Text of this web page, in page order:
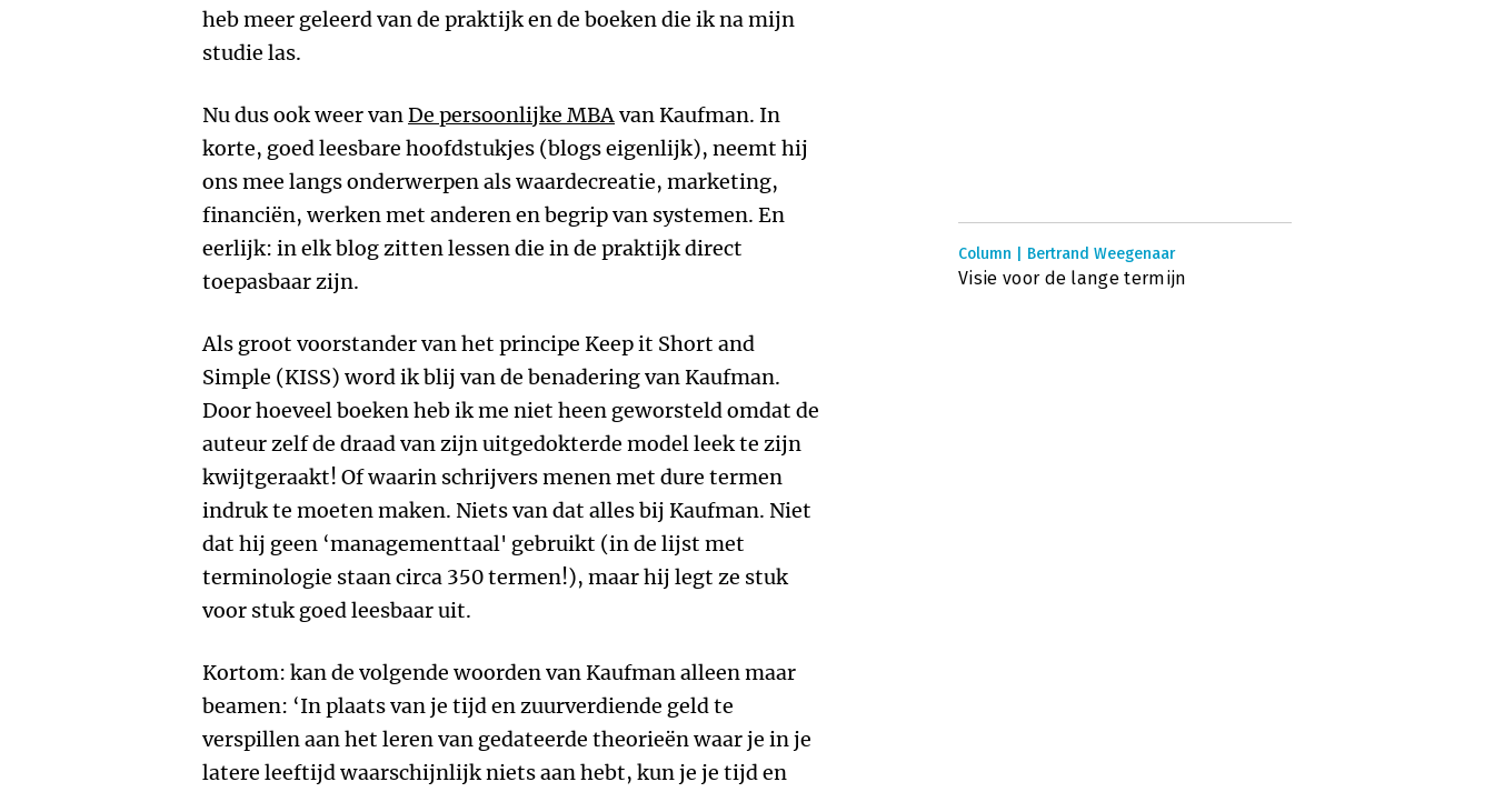
heb meer geleerd van de praktijk en de boeken die ik na mijn
studie las.
Nu dus ook weer vanDe persoonlijke MBAvan Kaufman. In
korte, goed leesbare hoofdstukjes (blogs eigenlijk), neemt hij
ons mee langs onderwerpen als waardecreatie, marketing,
financiën, werken met anderen en begrip van systemen. En
eerlijk: in elk blog zitten lessen die in de praktijk direct
toepasbaar zijn.
Als groot voorstander van het principe Keep it Short and
Simple (KISS) word ik blij van de benadering van Kaufman.
Door hoeveel boeken heb ik me niet heen geworsteld omdat de
auteur zelf de draad van zijn uitgedokterde model leek te zijn
kwijtgeraakt! Of waarin schrijvers menen met dure termen
indruk te moeten maken. Niets van dat alles bij Kaufman. Niet
dat hij geen ‘managementtaal' gebruikt (in de lijst met
terminologie staan circa 350 termen!), maar hij legt ze stuk
voor stuk goed leesbaar uit.
Kortom: kan de volgende woorden van Kaufman alleen maar
beamen: ‘In plaats van je tijd en zuurverdiende geld te
verspillen aan het leren van gedateerde theorieën waar je in je
latere leeftijd waarschijnlijk niets aan hebt, kun je je tijd en
Column | Bertrand Weegenaar
Visie voor de lange termijn